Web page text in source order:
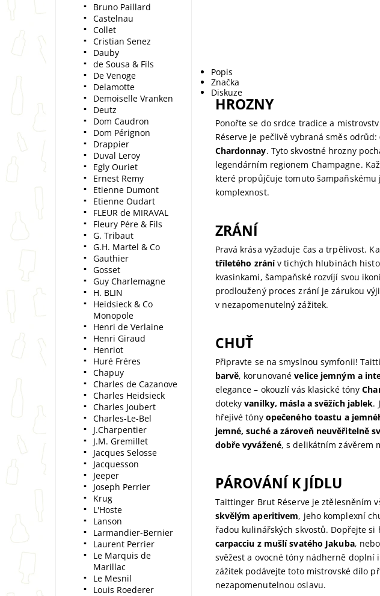
Popis
Značka
Diskuze
HROZNY
Ponořte se do srdce tradice a
Réserve je pečlivě vybraná směs odrůd:
Chardonnay. Tyto skvostné hrozny
legendárním regionem Champagne.
které propůjčuje tomuto
komplexnost.
ZRÁNÍ
Pravá krása vyžaduje čas a trpělivost.
tříletého zránív tichých hlubinách
kvasinkami, šampaňské rozvíjí svou
prodloužený proces zrání je zárukou
v nezapomenutelný zážitek.
CHUŤ
Připravte se na smyslnou symfonii!
barvě, korunovanévelice jemným a
elegance – okouzlí vás klasické tóny
dotekyvanilky, másla a svěžích jablek.
hřejivé tóny opečeného toastu a
jemné, suché a zároveň neuvěřitelně
dobře vyvážené, s delikátním závěrem
PÁROVÁNÍ K JÍDLU
Taittinger Brut Réserve je ztělesněním
skvělým aperitivem, jeho komplexní
řadou kulinářských skvostů. Dopřejte si
carpacciu z mušlí svatého Jakuba,
svěžest a ovocné tóny nádherně doplní
zážitek podávejte toto mistrovské dílo
nezapomenutelnou oslavu.
Bruno Paillard
Castelnau
Collet
Cristian Senez
Dauby
de Sousa & Fils
De Venoge
Delamotte
Demoiselle Vranken
Deutz
Dom Caudron
Dom Pérignon
Drappier
Duval Leroy
Egly Ouriet
Ernest Remy
Etienne Dumont
Etienne Oudart
FLEUR de MIRAVAL
Fleury Pére & Fils
G. Tribaut
G.H. Martel & Co
Gauthier
Gosset
Guy Charlemagne
H. BLIN
Heidsieck & Co
Monopole
Henri de Verlaine
Henri Giraud
Henriot
Huré Fréres
Chapuy
Charles de Cazanove
Charles Heidsieck
Charles Joubert
Charles-Le-Bel
J.Charpentier
J.M. Gremillet
Jacques Selosse
Jacquesson
Jeeper
Joseph Perrier
Krug
L'Hoste
Lanson
Larmandier-Bernier
Laurent Perrier
Le Marquis de
Marillac
Le Mesnil
Louis Roederer